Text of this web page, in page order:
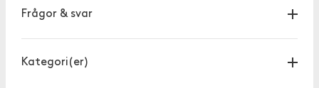
Frågor & svar
Kategori(er)